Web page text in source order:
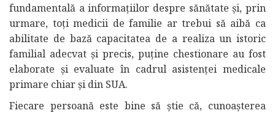
fundamentală a informațiilor despre sănătate și, prin
urmare, toți medicii de familie ar trebui să aibă ca
abilitate de bază capacitatea de a realiza un istoric
familial adecvat și precis, puține chestionare au fost
elaborate și evaluate în cadrul asistenței medicale
primare chiar și din SUA.
Fiecare persoană este bine să știe că, cunoașterea